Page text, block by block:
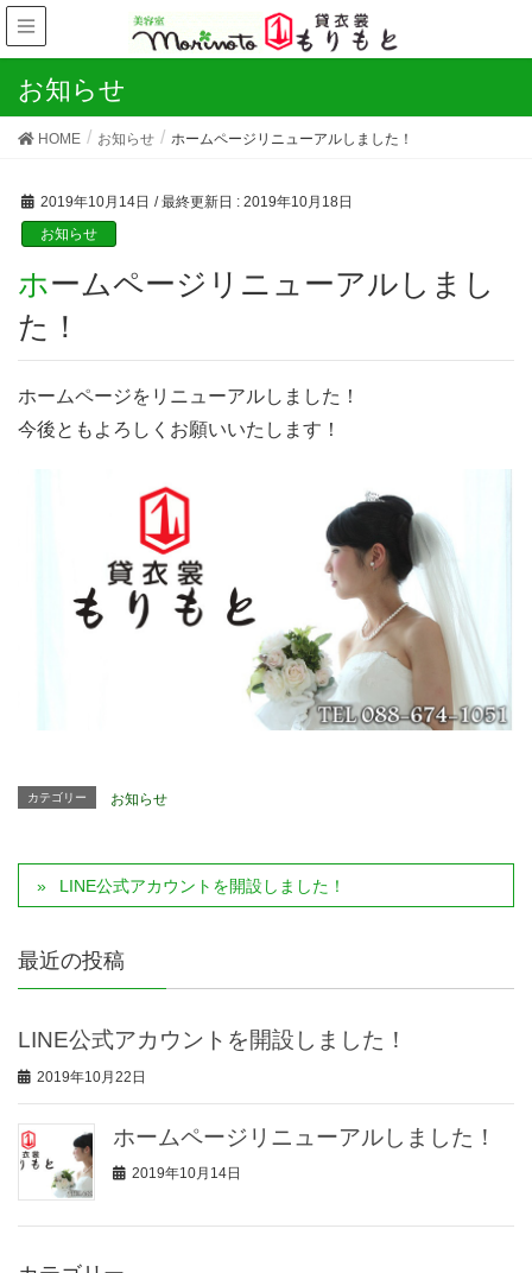
お知らせ
HOME お知らせ ホームページリニューアルしました！
2019年10月14日 / 最終更新日 : 2019年10月18日
お知らせ
ホームページリニューアルしまし
た！
ホームページをリニューアルしました！
今後ともよろしくお願いいたします！
カテゴリー お知らせ
LINE公式アカウントを開設しました！
最近の投稿
LINE公式アカウントを開設しました！
2019年10月22日
ホームページリニューアルしました！
2019年10月14日